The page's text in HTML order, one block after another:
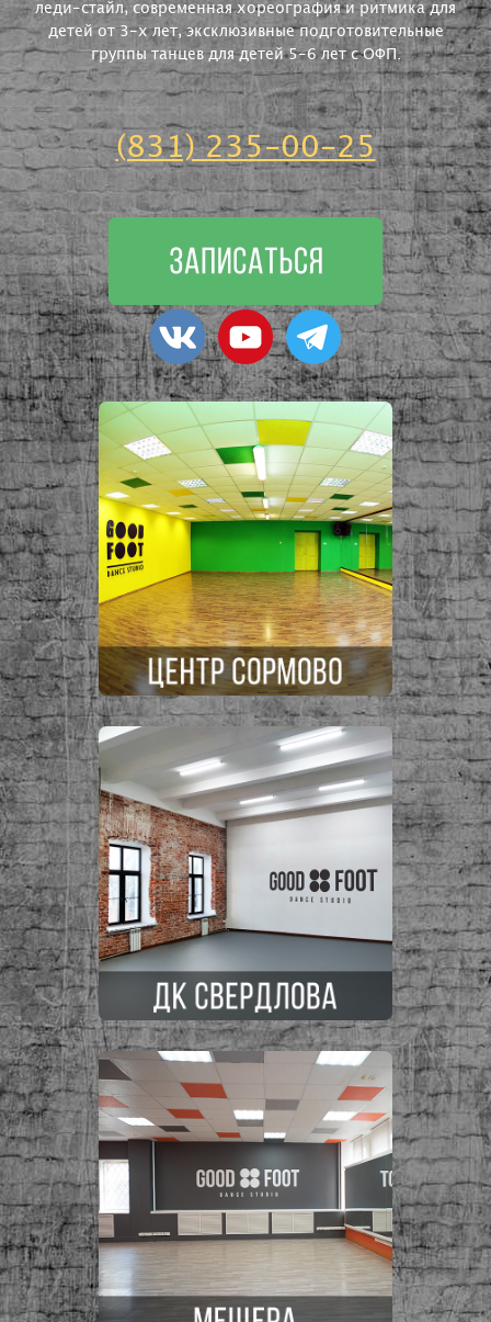
леди-стайл, современная хореография и ритмика для
детей от 3-х лет, эксклюзивные подготовительные
группы танцев для детей 5-6 лет с ОФП.
(831) 235-00-25